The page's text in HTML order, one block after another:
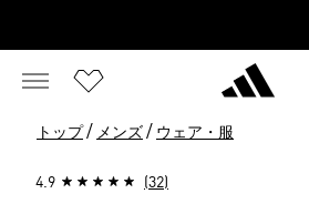
トップ / メンズ / ウェア・服
4.9 (32)